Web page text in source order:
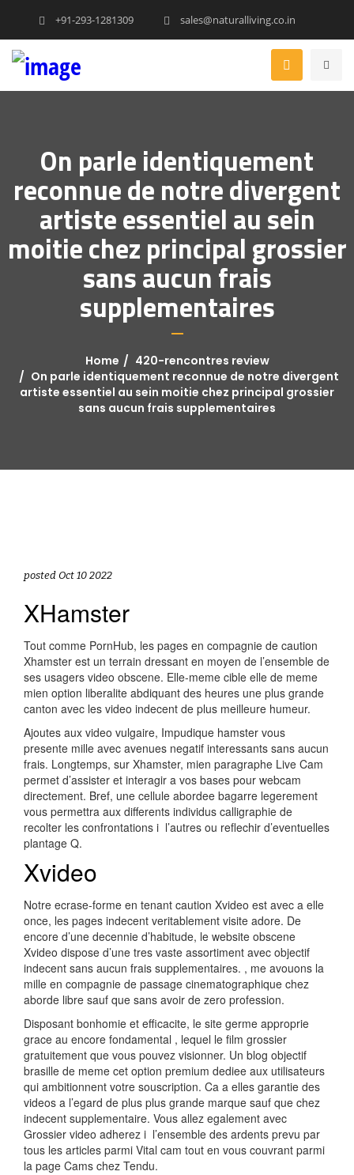
+91-293-1281309 sales@naturalliving.co.in
On parle identiquement
reconnue de notre divergent
artiste essentiel au sein
moitie chez principal grossier
sans aucun frais
supplementaires
Home
420-rencontres review
On parle identiquement reconnue de notre divergent
artiste essentiel au sein moitie chez principal grossier
sans aucun frais supplementaires
posted Oct 10 2022
XHamster
Tout comme PornHub, les pages en compagnie de caution
Xhamster est un terrain dressant en moyen de l’ensemble de
ses usagers video obscene. Elle-meme cible elle de meme
mien option liberalite abdiquant des heures une plus grande
canton avec les video indecent de plus meilleure humeur.
Ajoutes aux video vulgaire, Impudique hamster vous
presente mille avec avenues negatif interessants sans aucun
frais. Longtemps, sur Xhamster, mien paragraphe Live Cam
permet d’assister et interagir a vos bases pour webcam
directement. Bref, une cellule abordee bagarre legerement
vous permettra aux differents individus calligraphie de
recolter les confrontations i l’autres ou reflechir d’eventuelles
plantage Q.
Xvideo
Notre ecrase-forme en tenant caution Xvideo est avec a elle
once, les pages indecent veritablement visite adore. De
encore d’une decennie d’habitude, le website obscene
Xvideo dispose d’une tres vaste assortiment avec objectif
indecent sans aucun frais supplementaires. , me avouons la
mille en compagnie de passage cinematographique chez
aborde libre sauf que sans avoir de zero profession.
Disposant bonhomie et efficacite, le site germe approprie
grace au encore fondamental , lequel le film grossier
gratuitement que vous pouvez visionner. Un blog objectif
brasille de meme cet option premium dediee aux utilisateurs
qui ambitionnent votre souscription. Ca a elles garantie des
videos a l’egard de plus plus grande marque sauf que chez
indecent supplementaire. Vous allez egalement avec
Grossier video adherez i l’ensemble des ardents prevu par
tous les articles parmi Vital cam tout en vous couvrant parmi
la page Cams chez Tendu.